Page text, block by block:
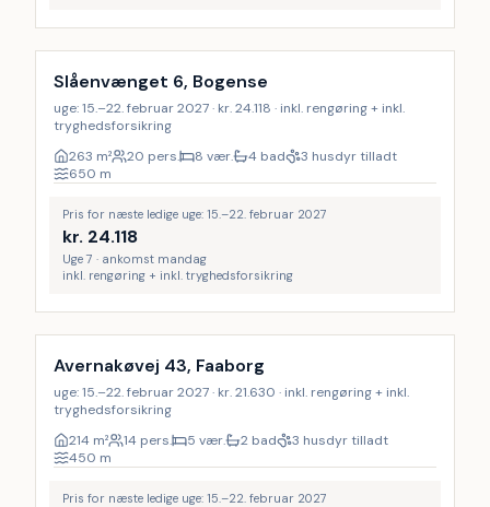
Inkl. rengøring
Slåenvænget 6, Bogense
uge: 15.–22. februar 2027 · kr. 24.118 · inkl. rengøring + inkl.
tryghedsforsikring
263 m² 20 pers. 8 vær. 4 bad
3 husdyr tilladt
650 m
Pris for næste ledige uge: 15.–22. februar 2027
kr. 24.118
Uge 7 · ankomst mandag
inkl. rengøring + inkl. tryghedsforsikring
Inkl. rengøring
Avernakøvej 43, Faaborg
uge: 15.–22. februar 2027 · kr. 21.630 · inkl. rengøring + inkl.
tryghedsforsikring
214 m² 14 pers. 5 vær. 2 bad
3 husdyr tilladt
450 m
Pris for næste ledige uge: 15.–22. februar 2027